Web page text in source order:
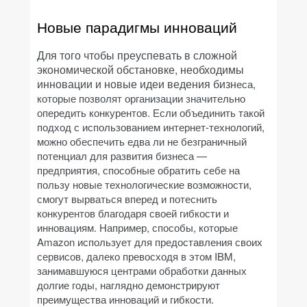
Новые парадигмы инноваций
Для того чтобы преуспевать в сложной
экономической обстановке, необходимы
инновации и новые идеи ведения бизнеса,
которые позволят организации значительно
опередить конкурентов. Если объединить такой
подход с использованием интернет-технологий,
можно обеспечить едва ли не безграничный
потенциал для развития бизнеса —
предприятия, способные обратить себе на
пользу новые технологические возможности,
смогут вырваться вперед и потеснить
конкурентов благодаря своей гибкости и
инновациям. Например, способы, которые
Amazon использует для предоставления своих
сервисов, далеко превосходя в этом IBM,
занимавшуюся центрами обработки данных
долгие годы, наглядно демонстрируют
преимущества инноваций и гибкости.